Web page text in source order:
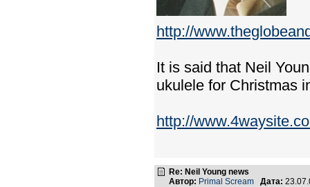
http://
It is said that Neil
ukulele for Christmas
http://
Re: Neil Young news
Автор: Primal Scream Дата: